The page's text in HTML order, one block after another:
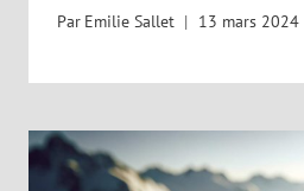
Par Emilie Sallet 13 mars 2024